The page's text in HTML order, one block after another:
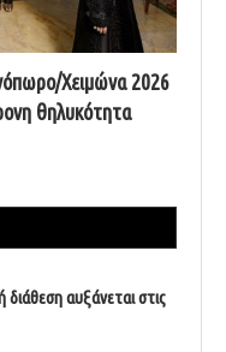
Χειμώνα 2026
θηλυκότητα
διάθεση αυξάνεται στις